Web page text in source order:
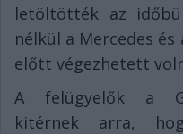
letöltötték az
nélkül a Mercedes
előtt végezhetett
A felügyelők a
kitérnek arra,